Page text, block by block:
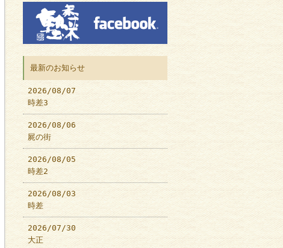
最新のお知らせ
2026/08/07
時差3
2026/08/06
屍の街
2026/08/05
時差2
2026/08/03
時差
2026/07/30
大正